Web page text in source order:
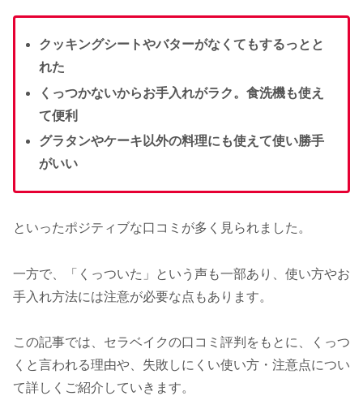
クッキングシートやバターがなくてもするっとと
れた
くっつかないからお手入れがラク。食洗機も使え
て便利
グラタンやケーキ以外の料理にも使えて使い勝手
がいい
といったポジティブな口コミが多く見られました。
一方で、「くっついた」という声も一部あり、使い方やお
手入れ方法には注意が必要な点もあります。
この記事では、セラベイクの口コミ評判をもとに、くっつ
くと言われる理由や、失敗しにくい使い方・注意点につい
て詳しくご紹介していきます。